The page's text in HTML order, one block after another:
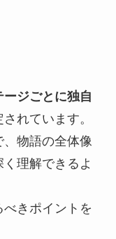
ージごとに独自
れています。
物語の全体像
理解できるよ
きポイントを